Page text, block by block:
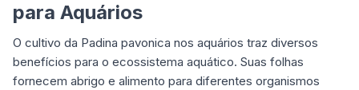
para Aquários
O cultivo da Padina pavonica nos aquários traz diversos
benefícios para o ecossistema aquático. Suas folhas
fornecem abrigo e alimento para diferentes organismos